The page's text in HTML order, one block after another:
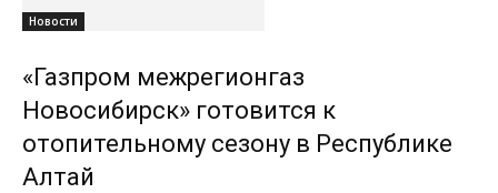
Новости
«Газпром межрегионгаз
Новосибирск» готовится к
отопительному сезону в Республике
Алтай